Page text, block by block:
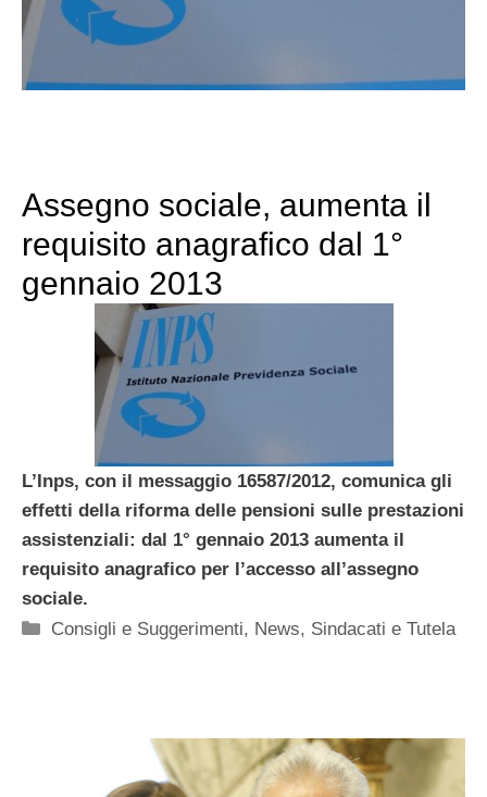
Assegno sociale, aumenta il
requisito anagrafico dal 1°
gennaio 2013
L’Inps, con il messaggio 16587/2012, comunica gli
effetti della riforma delle pensioni sulle prestazioni
assistenziali: dal 1° gennaio 2013 aumenta il
requisito anagrafico per l’accesso all’assegno
sociale.
Categorie
Consigli e Suggerimenti, News, Sindacati e Tutela